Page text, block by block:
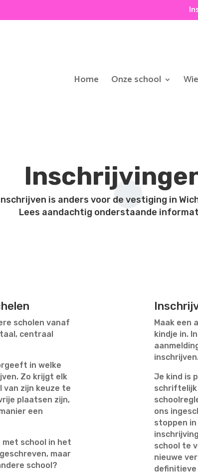
Home Onze school
is anders voor de vestiging in
Lees aandachtig onderstaande
scholen vanaf
centraal
in welke
Zo krijgt elk
van zijn keuze te
plaatsen zijn,
een
school in het
maar
school?
Maak een
kindje in.
Je kind is
schriftelijk
ons
stoppen in
school te
nieuwe